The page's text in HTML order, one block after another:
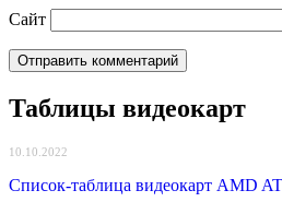
Сайт
Таблицы видеокарт
10.10.2022
Список-таблица видеокарт AMD